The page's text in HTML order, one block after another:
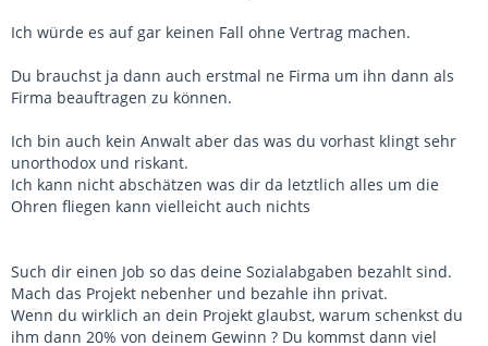
Ich würde es auf gar keinen Fall ohne Vertrag machen.
Du brauchst ja dann auch erstmal ne Firma um ihn dann als
Firma beauftragen zu können.
Ich bin auch kein Anwalt aber das was du vorhast klingt sehr
unorthodox und riskant.
Ich kann nicht abschätzen was dir da letztlich alles um die
Ohren fliegen kann vielleicht auch nichts
Such dir einen Job so das deine Sozialabgaben bezahlt sind.
Mach das Projekt nebenher und bezahle ihn privat.
Wenn du wirklich an dein Projekt glaubst, warum schenkst du
ihm dann 20% von deinem Gewinn ? Du kommst dann viel